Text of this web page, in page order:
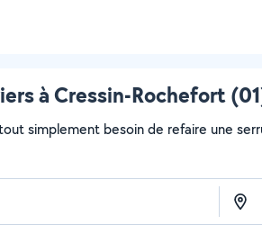
à Cressin-Rochefort
simplement besoin de refaire une